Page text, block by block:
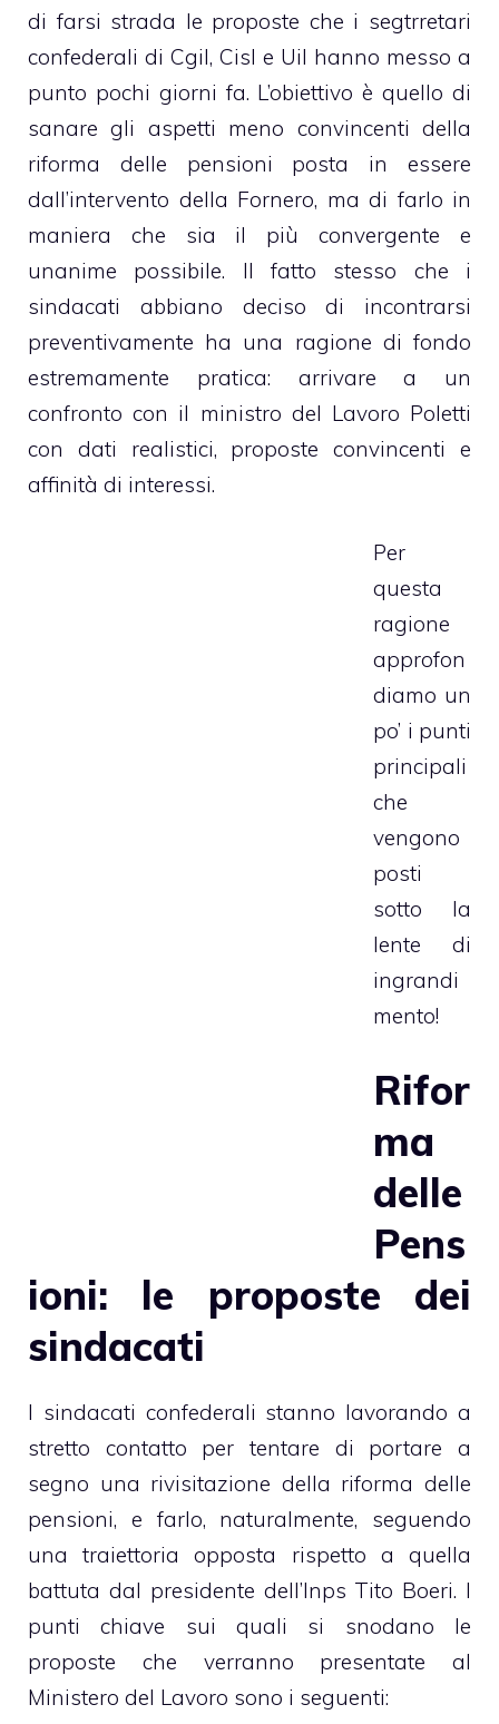
di farsi strada le proposte che i segtrretari
confederali di Cgil, Cisl e Uil hanno messo a
punto pochi giorni fa. L’obiettivo è quello di
sanare gli aspetti meno convincenti della
riforma delle pensioni posta in essere
dall’intervento della Fornero, ma di farlo in
maniera che sia il più convergente e
unanime possibile. Il fatto stesso che i
sindacati abbiano deciso di incontrarsi
preventivamente ha una ragione di fondo
estremamente pratica: arrivare a un
confronto con il ministro del Lavoro Poletti
con dati realistici, proposte convincenti e
affinità di interessi.
Per
questa
ragione
approfon
diamo un
po’ i punti
principali
che
vengono
posti
sotto la
lente di
ingrandi
mento!
Rifor
ma
delle
Pens
ioni: le proposte dei
sindacati
I sindacati confederali stanno lavorando a
stretto contatto per tentare di portare a
segno una rivisitazione della riforma delle
pensioni, e farlo, naturalmente, seguendo
una traiettoria opposta rispetto a quella
battuta dal presidente dell’Inps Tito Boeri. I
punti chiave sui quali si snodano le
proposte che verranno presentate al
Ministero del Lavoro sono i seguenti: